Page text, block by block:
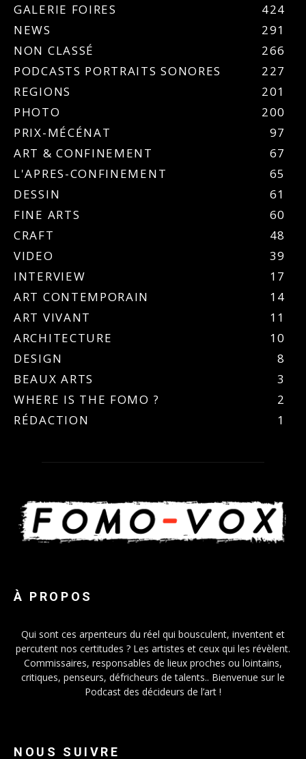
GALERIE FOIRES
424
NEWS
291
NON CLASSÉ
266
PODCASTS PORTRAITS SONORES
227
REGIONS
201
PHOTO
200
PRIX-MÉCÉNAT
97
ART & CONFINEMENT
67
L'APRES-CONFINEMENT
65
DESSIN
61
FINE ARTS
60
CRAFT
48
VIDEO
39
INTERVIEW
17
ART CONTEMPORAIN
14
ART VIVANT
11
ARCHITECTURE
10
DESIGN
8
BEAUX ARTS
3
WHERE IS THE FOMO ?
2
RÉDACTION
1
À PROPOS
Qui sont ces arpenteurs du réel qui bousculent, inventent et
percutent nos certitudes ? Les artistes et ceux qui les révèlent.
Commissaires, responsables de lieux proches ou lointains,
critiques, penseurs, défricheurs de talents.. Bienvenue sur le
Podcast des décideurs de l’art !
NOUS SUIVRE